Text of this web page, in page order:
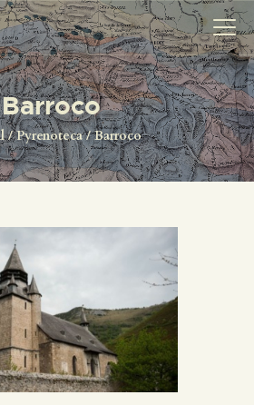
Barroco
Pyrenoteca Barroco
4.0